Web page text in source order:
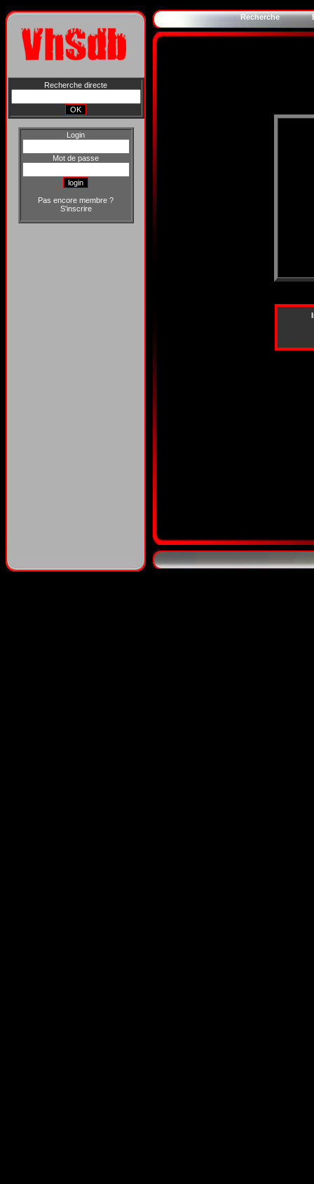
Recherche directe
Login
Mot de passe
Pas encore membre ?
S'inscrire
Recherche